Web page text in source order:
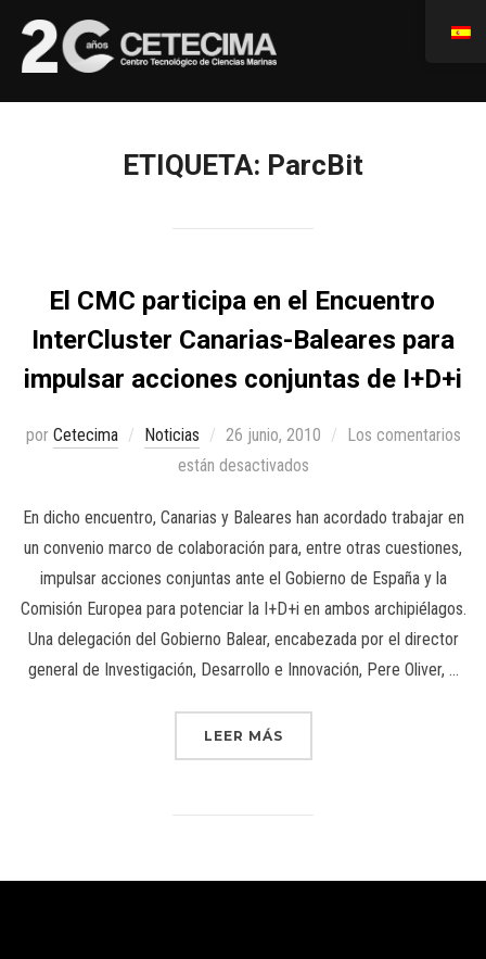
ETIQUETA: ParcBit
El CMC participa en el Encuentro
InterCluster Canarias-Baleares para
impulsar acciones conjuntas de I+D+i
por Cetecima Noticias 26 junio, 2010
Los comentarios
están desactivados
En dicho encuentro, Canarias y Baleares han acordado trabajar en
un convenio marco de colaboración para, entre otras cuestiones,
impulsar acciones conjuntas ante el Gobierno de España y la
Comisión Europea para potenciar la I+D+i en ambos archipiélagos.
Una delegación del Gobierno Balear, encabezada por el director
general de Investigación, Desarrollo e Innovación, Pere Oliver, …
LEER MÁS